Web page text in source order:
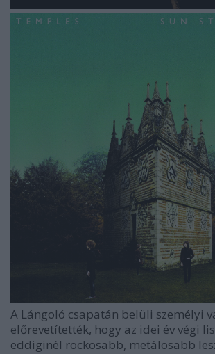
A Lángoló csapatán belüli személyi
előrevetítették, hogy az idei év végi
eddiginél rockosabb, metálosabb